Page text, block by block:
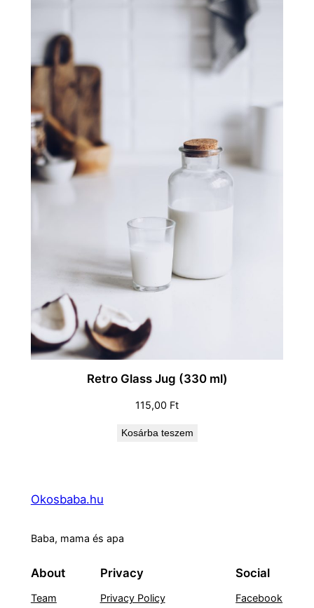
Retro Glass Jug (330 ml)
115,00 Ft
Kosárba teszem
Okosbaba.hu
Baba, mama és apa
About
Team
Privacy
Privacy Policy
Social
Facebook